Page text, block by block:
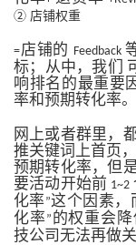
② 店铺权重
=店铺的 Feedback
标；从中，我们
响排名的最重要
率和预期转化率。
网上或者群里，
推关键词上首页
预期转化率，但
要活动开始前 1~2
化率”这个因素，
化率” 的权重会
技公司无法再做